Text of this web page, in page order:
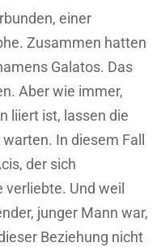
einer
Zusammen hatten
Galatos. Das
Aber wie immer,
liiert ist, lassen die
In diesem Fall
der sich
Und weil
junger Mann war,
Beziehung nicht